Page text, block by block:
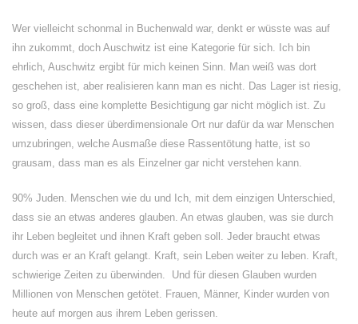
Wer vielleicht schonmal in Buchenwald war, denkt er wüsste was auf
ihn zukommt, doch Auschwitz ist eine Kategorie für sich. Ich bin
ehrlich, Auschwitz ergibt für mich keinen Sinn. Man weiß was dort
geschehen ist, aber realisieren kann man es nicht. Das Lager ist riesig,
so groß, dass eine komplette Besichtigung gar nicht möglich ist. Zu
wissen, dass dieser überdimensionale Ort nur dafür da war Menschen
umzubringen, welche Ausmaße diese Rassentötung hatte, ist so
grausam, dass man es als Einzelner gar nicht verstehen kann.
90% Juden. Menschen wie du und Ich, mit dem einzigen Unterschied,
dass sie an etwas anderes glauben. An etwas glauben, was sie durch
ihr Leben begleitet und ihnen Kraft geben soll. Jeder braucht etwas
durch was er an Kraft gelangt. Kraft, sein Leben weiter zu leben. Kraft,
schwierige Zeiten zu überwinden. Und für diesen Glauben wurden
Millionen von Menschen getötet. Frauen, Männer, Kinder wurden von
heute auf morgen aus ihrem Leben gerissen.